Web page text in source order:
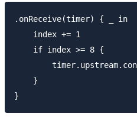
.onReceive(timer) { _ in
    index += 1
    if index >= 8 {
    }